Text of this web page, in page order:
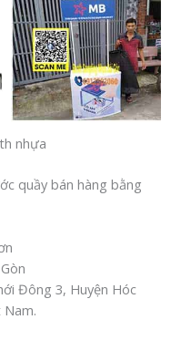
nhựa
quầy bán hàng bằng
Đông 3, Huyện Hóc
Nam.